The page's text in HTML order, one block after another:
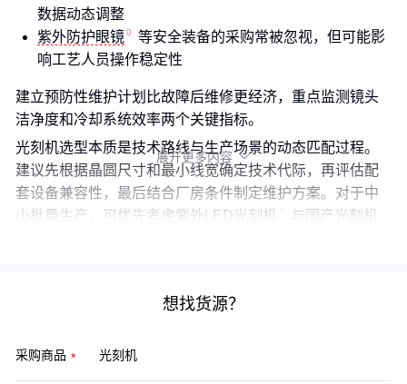
数据动态调整
紫外防护眼镜
等安全装备的采购常被忽视，但可能影
响工艺人员操作稳定性
建立预防性维护计划比故障后维修更经济，重点监测镜头
洁净度和冷却系统效率两个关键指标。
光刻机选型本质是技术路线与生产场景的动态匹配过程。
建议先根据晶圆尺寸和最小线宽确定技术代际，再评估配
套设备兼容性，最后结合厂房条件制定维护方案。对于中
小批量生产，可优先考虑紫外LED光刻机 与 国产光刻机
展开更多内容 
想找货源？
采购商品